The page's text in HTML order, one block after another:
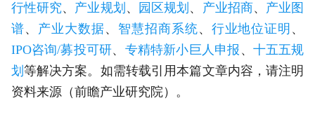
行性研究、 产业规划 、 园区规划 、 产业招商、 产业图
谱、 产业大数据、 智慧招商系统、 行业地位证明 、
IPO咨询/募投可研、 专精特新小巨人申报 、 十五五规
划 等解决方案。如需转载引用本篇文章内容，请注明
资料来源（前瞻产业研究院）。